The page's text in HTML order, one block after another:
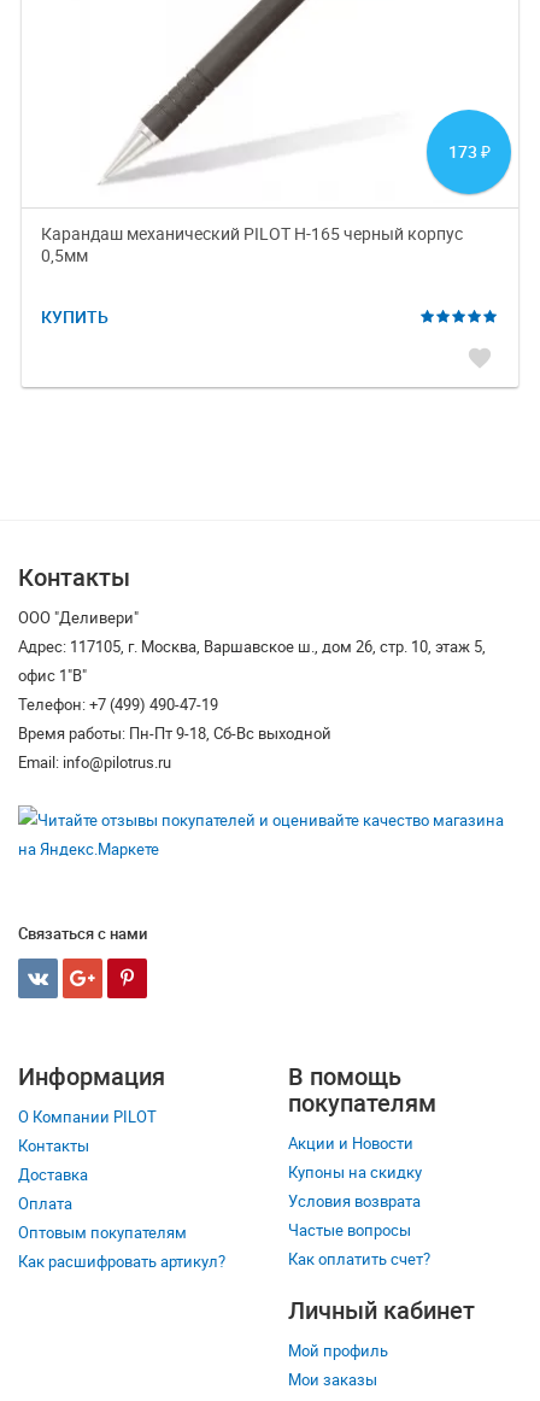
173 ₽
Карандаш механический PILOT H-165 черный корпус
0,5мм
КУПИТЬ
favorite
Контакты
ООО "Деливери"
Адрес: 117105, г. Москва, Варшавское ш., дом 26, стр. 10, этаж 5,
офис 1"В"
Телефон: +7 (499) 490-47-19
Время работы: Пн-Пт 9-18, Сб-Вс выходной
Email: info@pilotrus.ru
Связаться с нами
Информация
О Компании PILOT
Контакты
Доставка
Оплата
Оптовым покупателям
Как расшифровать артикул?
В помощь
покупателям
Акции и Новости
Купоны на скидку
Условия возврата
Частые вопросы
Как оплатить счет?
Личный кабинет
Мой профиль
Мои заказы